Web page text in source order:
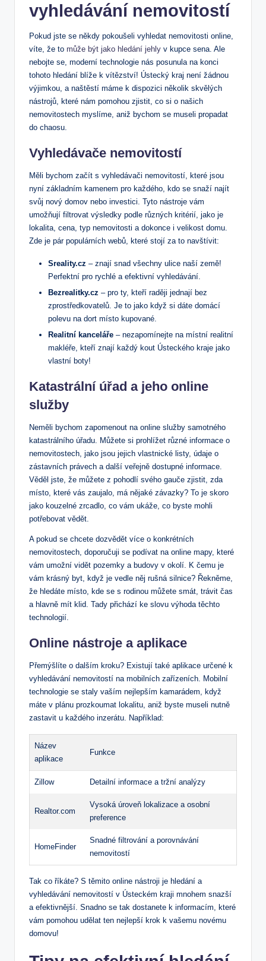
vyhledávání nemovitostí
Pokud jste se někdy pokoušeli vyhledat nemovitosti online,
víte, že to může být jako hledání jehly v kupce sena. Ale
nebojte se, moderní technologie nás posunula na konci
tohoto hledání blíže k vítězství! Ústecký kraj není žádnou
výjimkou, a naštěstí máme k dispozici několik skvělých
nástrojů, které nám pomohou zjistit, co si o našich
nemovitostech myslíme, aniž bychom se museli propadat
do chaosu.
Vyhledávače nemovitostí
Měli bychom začít s vyhledávači nemovitostí, které jsou
nyní základním kamenem pro každého, kdo se snaží najít
svůj nový domov nebo investici. Tyto nástroje vám
umožňují filtrovat výsledky podle různých kritérií, jako je
lokalita, cena, typ nemovitosti a dokonce i velikost domu.
Zde je pár populárních webů, které stojí za to navštívit:
Sreality.cz – znají snad všechny ulice naší země!
Perfektní pro rychlé a efektivní vyhledávání.
Bezrealitky.cz – pro ty, kteří raději jednají bez
zprostředkovatelů. Je to jako když si dáte domácí
polevu na dort místo kupované.
Realitní kanceláře – nezapomínejte na místní realitní
makléře, kteří znají každý kout Ústeckého kraje jako
vlastní boty!
Katastrální úřad a jeho online
služby
Neměli bychom zapomenout na online služby samotného
katastrálního úřadu. Můžete si prohlížet různé informace o
nemovitostech, jako jsou jejich vlastnické listy, údaje o
zástavních právech a další veřejně dostupné informace.
Věděl jste, že můžete z pohodlí svého gauče zjistit, zda
místo, které vás zaujalo, má nějaké závazky? To je skoro
jako kouzelné zrcadlo, co vám ukáže, co byste mohli
potřebovat vědět.
A pokud se chcete dozvědět více o konkrétních
nemovitostech, doporučuji se podívat na online mapy, které
vám umožní vidět pozemky a budovy v okolí. K čemu je
vám krásný byt, když je vedle něj rušná silnice? Řekněme,
že hledáte místo, kde se s rodinou můžete smát, trávit čas
a hlavně mít klid. Tady přichází ke slovu výhoda těchto
technologií.
Online nástroje a aplikace
Přemýšlíte o dalším kroku? Existují také aplikace určené k
vyhledávání nemovitostí na mobilních zařízeních. Mobilní
technologie se staly vaším nejlepším kamarádem, když
máte v plánu prozkoumat lokalitu, aniž byste museli nutně
zastavit u každého inzerátu. Například:
Název
aplikace
Funkce
Zillow Detailní informace a tržní analýzy
Realtor.com
Vysoká úroveň lokalizace a osobní
preference
HomeFinder
Snadné filtrování a porovnávání
nemovitostí
Tak co říkáte? S těmito online nástroji je hledání a
vyhledávání nemovitostí v Ústeckém kraji mnohem snazší
a efektivnější. Snadno se tak dostanete k informacím, které
vám pomohou udělat ten nejlepší krok k vašemu novému
domovu!